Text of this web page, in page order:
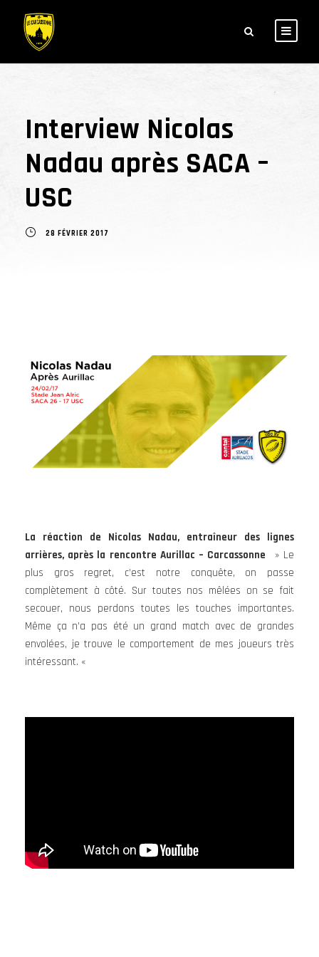
Interview Nicolas
Nadau après SACA –
USC
28 FÉVRIER 2017
La réaction de Nicolas Nadau, entraîneur des lignes
arrières, après la rencontre Aurillac – Carcassonne » Le
plus gros regret, c’est notre conquête, on passe
complètement à côté. Sur toutes nos mêlées on se fait
secouer, nous perdons toutes les touches importantes.
Même ça n’a pas été un grand match avec de grandes
envolées, je trouve le comportement de mes joueurs très
intéressant. «